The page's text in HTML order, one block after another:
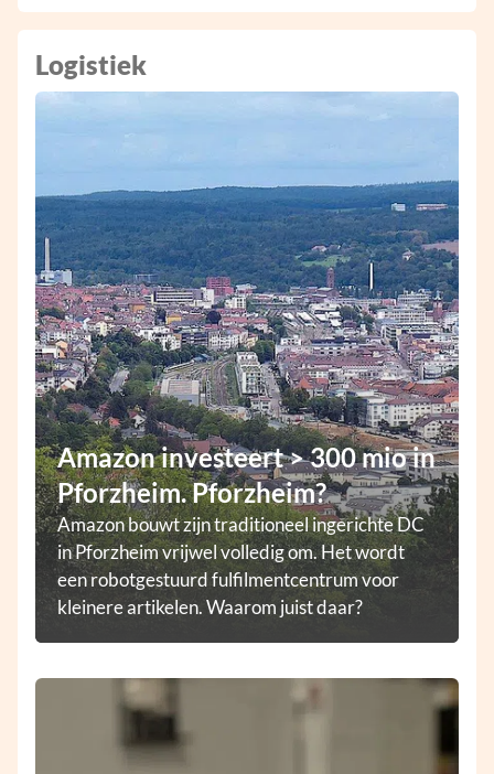
Logistiek
Amazon investeert > 300 mio in
Pforzheim. Pforzheim?
Amazon bouwt zijn traditioneel ingerichte DC
in Pforzheim vrijwel volledig om. Het wordt
een robotgestuurd fulfilmentcentrum voor
kleinere artikelen. Waarom juist daar?